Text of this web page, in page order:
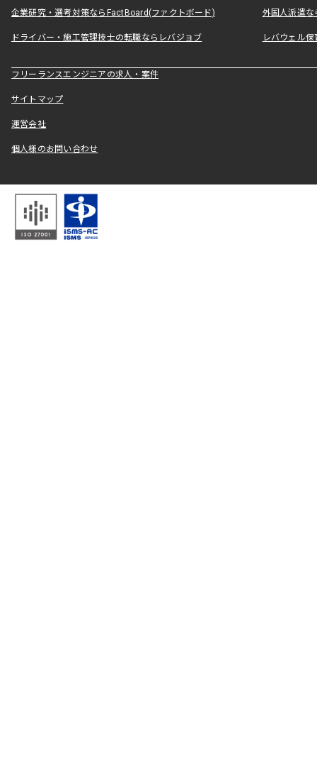
企業研究・選考対策ならFactBoard(ファクトボード) 外国人派遣な
ドライバー・施工管理技士の転職ならレバジョブ レバウェル
フリーランスエンジニアの求人・案件
サイトマップ
運営会社
個人様のお問い合わせ